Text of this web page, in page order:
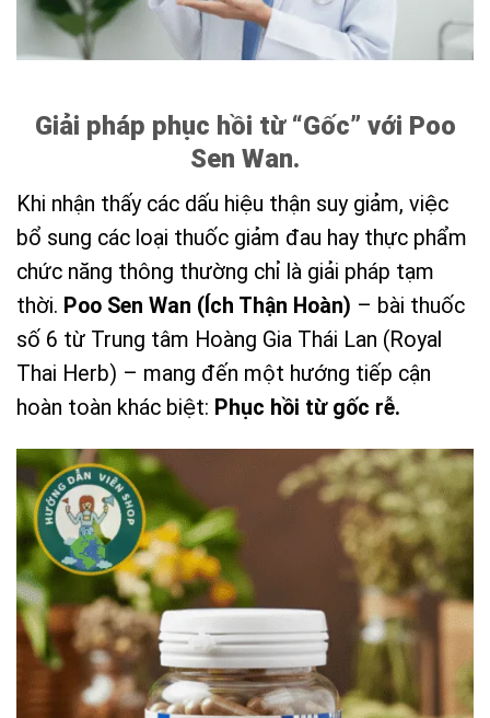
Giải pháp phục hồi từ “Gốc” với Poo
Sen Wan.
Khi nhận thấy các dấu hiệu thận suy giảm, việc
bổ sung các loại thuốc giảm đau hay thực phẩm
chức năng thông thường chỉ là giải pháp tạm
thời. Poo Sen Wan (Ích Thận Hoàn) – bài thuốc
số 6 từ Trung tâm Hoàng Gia Thái Lan (Royal
Thai Herb) – mang đến một hướng tiếp cận
hoàn toàn khác biệt: Phục hồi từ gốc rễ.